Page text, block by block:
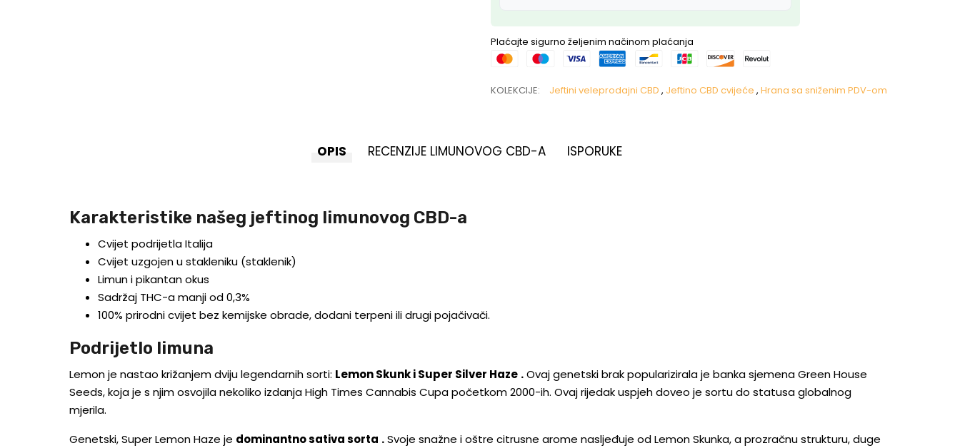
Plaćajte sigurno željenim načinom plaćanja
KOLEKCIJE: Jeftini veleprodajni CBD , Jeftino CBD cvijeće , Hrana sa sniženim PDV-om
OPIS RECENZIJE LIMUNOVOG CBD-A ISPORUKE
Karakteristike našeg jeftinog limunovog CBD-a
Cvijet podrijetla Italija
Cvijet uzgojen u stakleniku (staklenik)
Limun i pikantan okus
Sadržaj THC-a manji od 0,3%
100% prirodni cvijet bez kemijske obrade, dodani terpeni ili drugi pojačivači.
Podrijetlo limuna
Lemon je nastao križanjem dviju legendarnih sorti: Lemon Skunk i Super Silver Haze .Ovaj genetski brak popularizirala je banka sjemena Green House
Seeds, koja je s njim osvojila nekoliko izdanja High Times Cannabis Cupa početkom 2000-ih. Ovaj rijedak uspjeh doveo je sortu do statusa globalnog
mjerila.
Genetski, Super Lemon Haze je dominantno sativa sorta .Svoje snažne i oštre citrusne arome nasljeđuje od Lemon Skunka, a prozračnu strukturu, duge